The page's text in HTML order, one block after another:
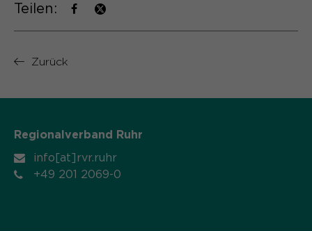
Zweck
Dieser Cookie teilt der Webseite mit,
Laufzeit 1 Monat
Anbieter Matomo
Teilen:
Zurück
Regionalverband Ruhr
info[at]rvr.ruhr
+49 201 2069-0